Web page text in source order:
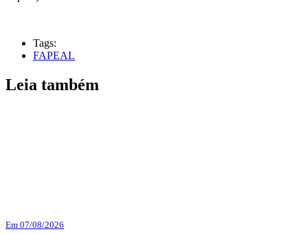
Tags:
FAPEAL
Leia também
Em 07/08/2026